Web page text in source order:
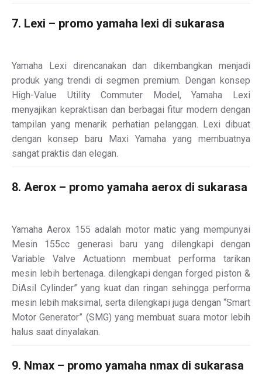
7. Lexi – promo yamaha lexi di sukarasa
Yamaha Lexi direncanakan dan dikembangkan menjadi
produk yang trendi di segmen premium. Dengan konsep
High-Value Utility Commuter Model, Yamaha Lexi
menyajikan kepraktisan dan berbagai fitur modern dengan
tampilan yang menarik perhatian pelanggan. Lexi dibuat
dengan konsep baru Maxi Yamaha yang membuatnya
sangat praktis dan elegan.
8. Aerox – promo yamaha aerox di sukarasa
Yamaha Aerox 155 adalah motor matic yang mempunyai
Mesin 155cc generasi baru yang dilengkapi dengan
Variable Valve Actuationn membuat performa tarikan
mesin lebih bertenaga. dilengkapi dengan forged piston &
DiAsil Cylinder” yang kuat dan ringan sehingga performa
mesin lebih maksimal, serta dilengkapi juga dengan “Smart
Motor Generator” (SMG) yang membuat suara motor lebih
halus saat dinyalakan.
9. Nmax – promo yamaha nmax di sukarasa